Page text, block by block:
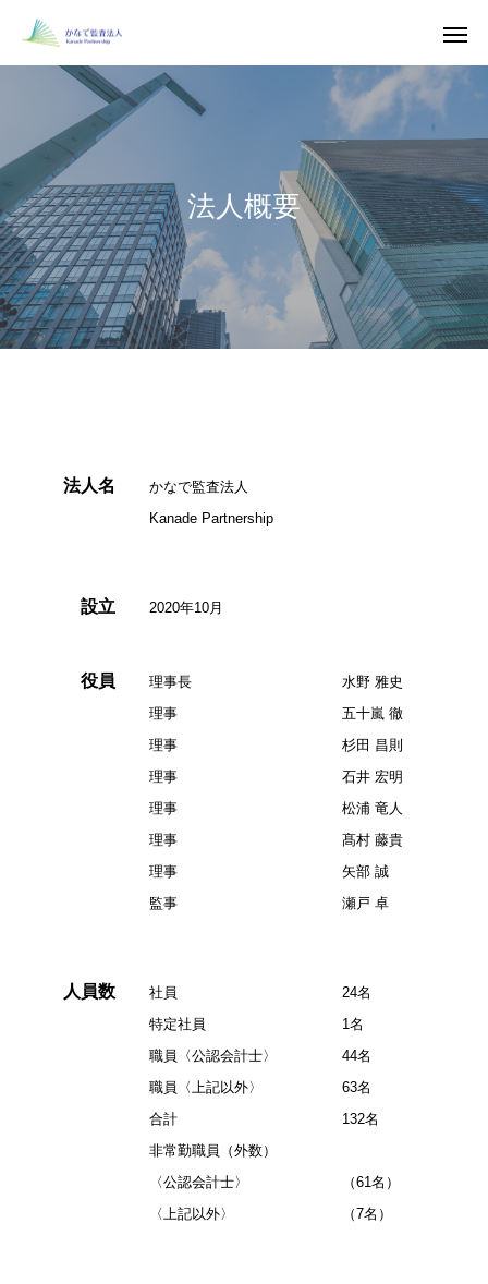
法人概要
法人名
かなで監査法人
Kanade Partnership
設立 2020年10月
役員
理事長
理事
理事
理事
理事
理事
理事
監事
水野 雅史
五十嵐 徹
杉田 昌則
石井 宏明
松浦 竜人
髙村 藤貴
矢部 誠
瀬戸 卓
人員数
社員
特定社員
職員〈公認会計士〉
職員〈上記以外〉
合計
非常勤職員（外数）
〈公認会計士〉
〈上記以外〉
24名
1名
44名
63名
132名
（61名）
（7名）